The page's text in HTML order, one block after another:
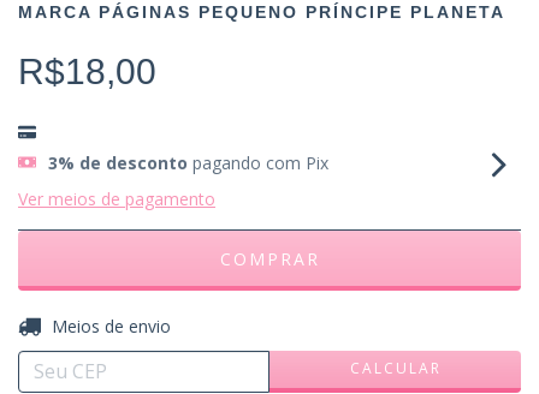
MARCA PÁGINAS PEQUENO PRÍNCIPE PLANETA
R$18,00
3% de desconto pagando com Pix
Ver meios de pagamento
Entregas para o CEP:
Meios de envio
CALCULAR